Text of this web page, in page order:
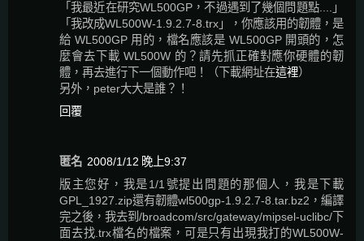
「我最近在研究WL500GP，不過遇到了幾個問題點....」
「我改成WL500W-1.9.2.7-8.trx」，你應該用的韌體，是
給 WL500GP 用的，檔名應該是 WL500GP 開頭的，怎
麼會去下載 WL500W 的？請先抓正確對應你硬體的韌
體，再去進行下一個動作吧！（下載網址在這裡）
另外，peter大大是誰？！
回覆
匿名 2008/1/12 晚上9:37
版主您好，我是1/1號提出問題的那個人，我是下載
GPL_1927.zip還有韌體wl500gp-1.9.2.7-8.tar.bz2，編譯
完之後，我去到/broadcom/src/gateway/mipsel-uclibc/下
面去找.trx檔名的檔案，可是只有出現我打的WL500W-